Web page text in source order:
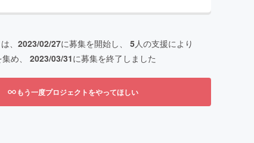
、 2023/02/27に募集を開始し、 5人の支援により
め、 2023/03/31に募集を終了しました
もう一度プロジェクトをやってほしい